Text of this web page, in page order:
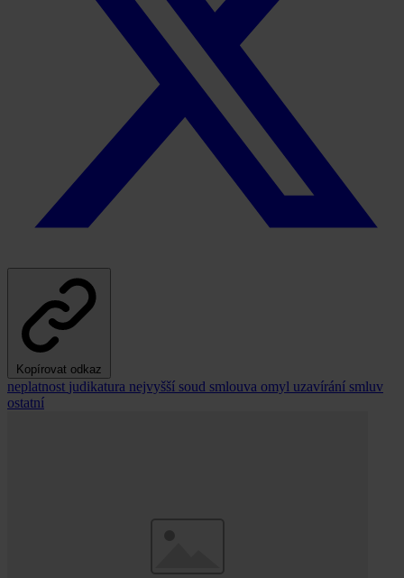
Kopírovat odkaz
neplatnost judikatura nejvyšší soud smlouva omyl uzavírání smluv
ostatní